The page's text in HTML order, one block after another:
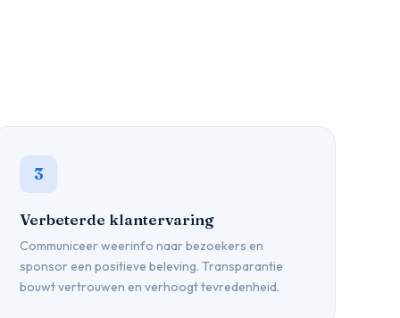
3
Verbeterde klantervaring
Communiceer weerinfo naar bezoekers en
sponsor een positieve beleving. Transparantie
bouwt vertrouwen en verhoogt tevredenheid.